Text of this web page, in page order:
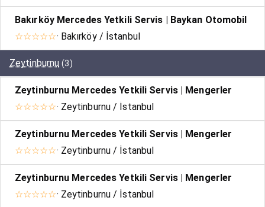
Bakırköy Mercedes Yetkili Servis | Baykan Otomobil
☆☆☆☆☆· Bakırköy / İstanbul
Zeytinburnu (3)
Zeytinburnu Mercedes Yetkili Servis | Mengerler
☆☆☆☆☆· Zeytinburnu / İstanbul
Zeytinburnu Mercedes Yetkili Servis | Mengerler
☆☆☆☆☆· Zeytinburnu / İstanbul
Zeytinburnu Mercedes Yetkili Servis | Mengerler
☆☆☆☆☆· Zeytinburnu / İstanbul